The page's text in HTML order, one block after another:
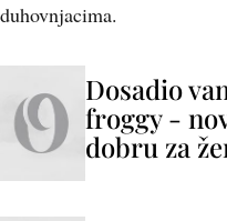
duhovnjacima.
Dosadio
froggy -
dobru za